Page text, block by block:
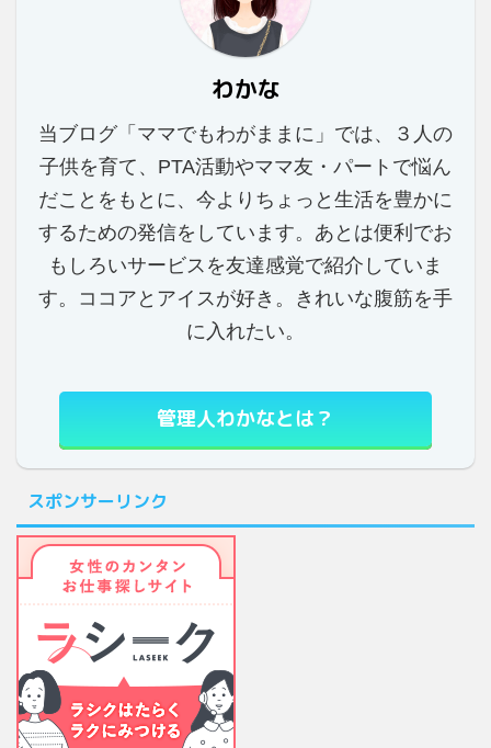
わかな
当ブログ「ママでもわがままに」では、３人の
子供を育て、PTA活動やママ友・パートで悩ん
だことをもとに、今よりちょっと生活を豊かに
するための発信をしています。あとは便利でお
もしろいサービスを友達感覚で紹介していま
す。ココアとアイスが好き。きれいな腹筋を手
に入れたい。
管理人わかなとは？
スポンサーリンク